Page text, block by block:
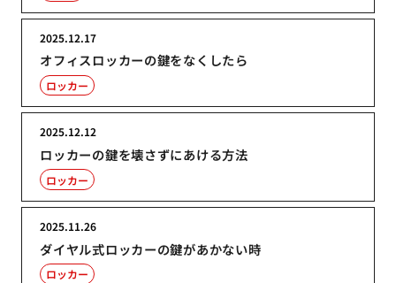
オフィスロッカーの鍵をなくしたら
2025.12.17
ロッカー
ロッカーの鍵を壊さずにあける方法
2025.12.12
ロッカー
ダイヤル式ロッカーの鍵があかない時
2025.11.26
ロッカー